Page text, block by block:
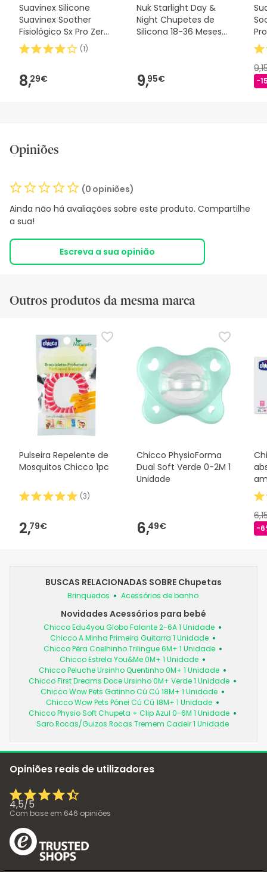
Suavinex Silicone
Suavinex Soother
Fisiológico Sx Pro Zero
2m 1 peça
(1)
8,29€
Nuk Starlight Day &
Night Chupetes de
Silicona 18-36 Meses
9,95€ -
Opiniões
(0 opiniões)
Ainda não há avaliações sobre este produto. Compartilhe
a sua!
Escreva a sua opinião
Outros produtos da mesma marca
Pulseira Repelente de
Mosquitos Chicco 1pc
(3)
2,79€
Chicco PhysioForma
Dual Soft Verde 0-2M 1
Unidade
6,49€ -
BUSCAS RELACIONADAS SOBRE Chupetas
Brinquedos Acessórios de banho
Novidades Acessórios para bebé
Chicco Edu4you Globo Falante 2-6A 1 Unidade
Chicco A Minha Primeira Guitarra 1 Unidade
Chicco Pêra Coelhinho Trilingue 6M+ 1 Unidade
Chicco Estrela You&Me 0M+ 1 Unidade
Chicco Peluche Ursinho Quentinho 0M+ 1 Unidade
Chicco First Dreams Doce Ursinho 0M+ Verde 1 Unidade
Chicco Wow Pets Gatinho Cú Cú 18M+ 1 Unidade
Chicco Wow Pets Pónei Cú Cú 18M+ 1 Unidade
Chicco Physio Soft Chupeta + Clip Azul 0-6M 1 Unidade
Saro Rocas/Guizos Rocas Tremem Cadeir 1 Unidade
Opiniões reais de utilizadores
4,5/5
Com base em 646 opiniões